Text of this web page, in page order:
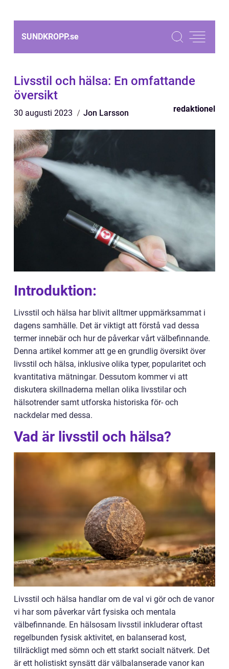
SUNDKROPP.se
Livsstil och hälsa: En omfattande
översikt
30 augusti 2023 Jon Larsson redaktionel
Introduktion:
Livsstil och hälsa har blivit alltmer uppmärksammat i
dagens samhälle. Det är viktigt att förstå vad dessa
termer innebär och hur de påverkar vårt välbefinnande.
Denna artikel kommer att ge en grundlig översikt över
livsstil och hälsa, inklusive olika typer, popularitet och
kvantitativa mätningar. Dessutom kommer vi att
diskutera skillnaderna mellan olika livsstilar och
hälsotrender samt utforska historiska för- och
nackdelar med dessa.
Vad är livsstil och hälsa?
Livsstil och hälsa handlar om de val vi gör och de vanor
vi har som påverkar vårt fysiska och mentala
välbefinnande. En hälsosam livsstil inkluderar oftast
regelbunden fysisk aktivitet, en balanserad kost,
tillräckligt med sömn och ett starkt socialt nätverk. Det
är ett holistiskt synsätt där välbalanserade vanor kan